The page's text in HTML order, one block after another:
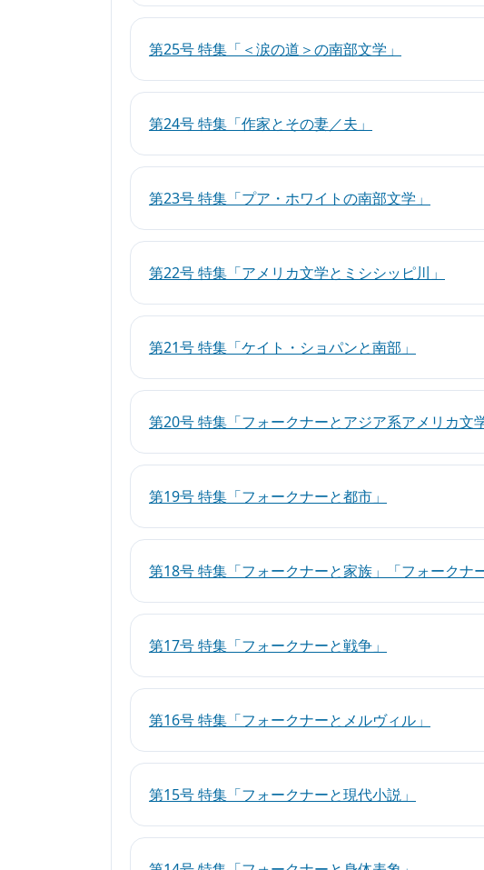
第25号 特集「＜涙の道＞の南部文学」
第24号 特集「作家とその妻／夫」
第23号 特集「プア・ホワイトの南部文学」
第22号 特集「アメリカ文学とミシシッピ川」
第21号 特集「ケイト・ショパンと南部」
第20号 特集「フォークナーとアジア系アメリカ文
第19号 特集「フォークナーと都市」
第18号 特集「フォークナーと家族」「フォークナ
第17号 特集「フォークナーと戦争」
第16号 特集「フォークナーとメルヴィル」
第15号 特集「フォークナーと現代小説」